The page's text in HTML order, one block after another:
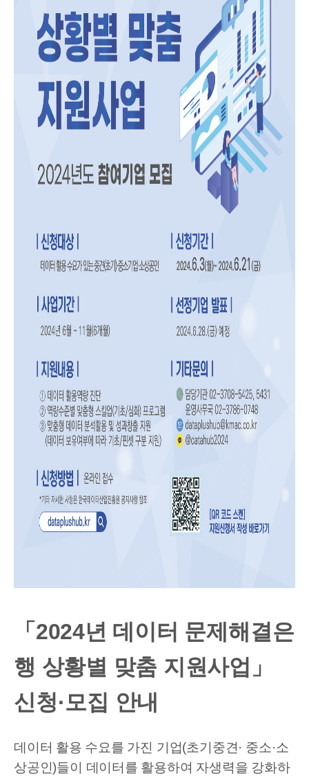
「2024년 데이터 문제해결은
행 상황별 맞춤 지원사업」
신청·모집 안내
데이터 활용 수요를 가진 기업(초기중견 · 중소·소
상공인)들이 데이터를 활용하여 자생력을 강화하